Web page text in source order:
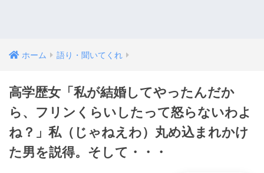
ホーム 語り・聞いてくれ
高学歴女「私が結婚してやったんだか
ら、フリンくらいしたって怒らないわよ
ね？」私（じゃねえわ）丸め込まれかけ
た男を説得。そして・・・